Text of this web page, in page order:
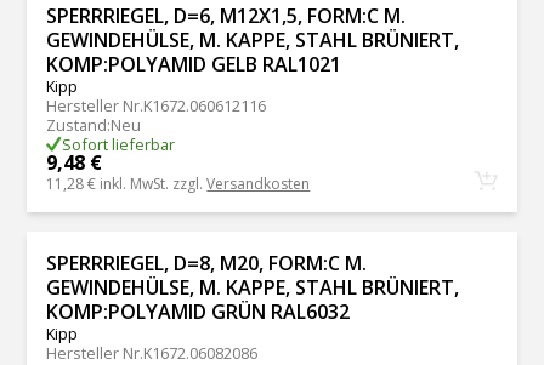
SPERRRIEGEL, D=6, M12X1,5, FORM:C M.
GEWINDEHÜLSE, M. KAPPE, STAHL BRÜNIERT,
KOMP:POLYAMID GELB RAL1021
Kipp
Hersteller Nr.K1672.060612116
Zustand:Neu
Sofort lieferbar
9,48 €
11,28 € inkl. MwSt. zzgl.Versandkosten
SPERRRIEGEL, D=8, M20, FORM:C M.
GEWINDEHÜLSE, M. KAPPE, STAHL BRÜNIERT,
KOMP:POLYAMID GRÜN RAL6032
Kipp
Hersteller Nr.K1672.06082086